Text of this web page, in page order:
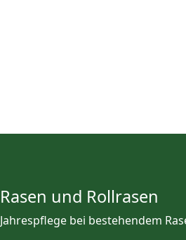
Rasen und Rollrasen
Jahrespflege bei bestehendem